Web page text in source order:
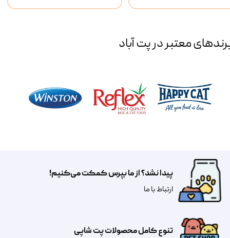
معتبر در پت آباد
تنوع کامل محصولات پت شاپی
پیدا نشد؟ از ما بپرس کمکت می‌کنیم!
​​​ارتباط با ما